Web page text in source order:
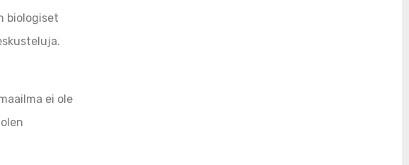
biologiset
ei ole